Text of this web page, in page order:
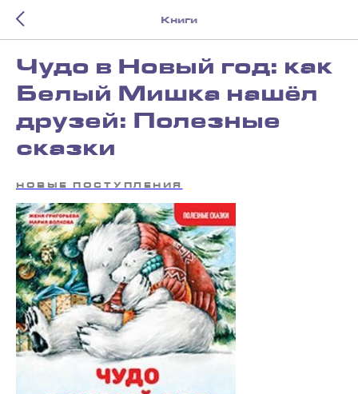
Книги
Чудо в Новый год: как
Белый Мишка нашёл
друзей: Полезные
сказки
НОВЫЕ ПОСТУПЛЕНИЯ